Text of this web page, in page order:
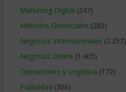
Marketing Digital (247)
Métodos Gerenciales (280)
Negocios Internacionales (2.257)
Negocios Online (1.405)
Operaciones y Logística (172)
Publicidad (306)